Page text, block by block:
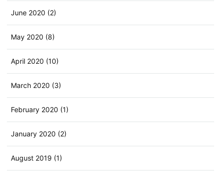
June 2020 (2)
May 2020 (8)
April 2020 (10)
March 2020 (3)
February 2020 (1)
January 2020 (2)
August 2019 (1)